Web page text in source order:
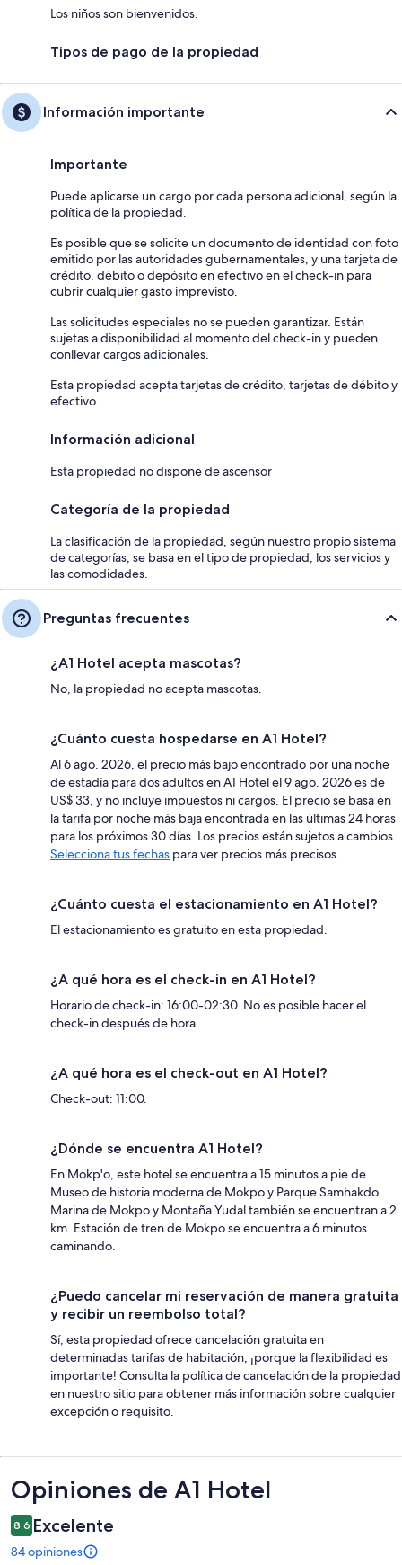
Los niños son bienvenidos.
Tipos de pago de la propiedad
Información importante
Importante
Puede aplicarse un cargo por cada persona adicional, según la
política de la propiedad.
Es posible que se solicite un documento de identidad con foto
emitido por las autoridades gubernamentales, y una tarjeta de
crédito, débito o depósito en efectivo en el check-in para
cubrir cualquier gasto imprevisto.
Las solicitudes especiales no se pueden garantizar. Están
sujetas a disponibilidad al momento del check-in y pueden
conllevar cargos adicionales.
Esta propiedad acepta tarjetas de crédito, tarjetas de débito y
efectivo.
Información adicional
Esta propiedad no dispone de ascensor
Categoría de la propiedad
La clasificación de la propiedad, según nuestro propio sistema
de categorías, se basa en el tipo de propiedad, los servicios y
las comodidades.
Preguntas frecuentes
¿A1 Hotel acepta mascotas?
No, la propiedad no acepta mascotas.
¿Cuánto cuesta hospedarse en A1 Hotel?
Al 6 ago. 2026, el precio más bajo encontrado por una noche
de estadía para dos adultos en A1 Hotel el 9 ago. 2026 es de
US$ 33, y no incluye impuestos ni cargos. El precio se basa en
la tarifa por noche más baja encontrada en las últimas 24 horas
para los próximos 30 días. Los precios están sujetos a cambios.
Selecciona tus fechas para ver precios más precisos.
¿Cuánto cuesta el estacionamiento en A1 Hotel?
El estacionamiento es gratuito en esta propiedad.
¿A qué hora es el check-in en A1 Hotel?
Horario de check-in: 16:00-02:30. No es posible hacer el
check-in después de hora.
¿A qué hora es el check-out en A1 Hotel?
Check-out: 11:00.
¿Dónde se encuentra A1 Hotel?
En Mokp'o, este hotel se encuentra a 15 minutos a pie de
Museo de historia moderna de Mokpo y Parque Samhakdo.
Marina de Mokpo y Montaña Yudal también se encuentran a 2
km. Estación de tren de Mokpo se encuentra a 6 minutos
caminando.
¿Puedo cancelar mi reservación de manera gratuita
y recibir un reembolso total?
Sí, esta propiedad ofrece cancelación gratuita en
determinadas tarifas de habitación, ¡porque la flexibilidad es
importante! Consulta la política de cancelación de la propiedad
en nuestro sitio para obtener más información sobre cualquier
excepción o requisito.
Opiniones
Opiniones de A1 Hotel
8,6 Excelente
84 opiniones